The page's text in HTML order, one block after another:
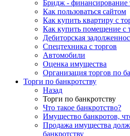
Бридж - финансирование
Как пользоваться сайтом
Как купить квартиру с
Как купить помещение с
Дебиторская
Спецтехника с торгов
Автомобили
Оценка имущества
Организация торгов по
Торги по банкротству
Назад
Торги по банкротству
Что такое банкротство?
Имущество банкротов,
Продажа имущества
банкротству